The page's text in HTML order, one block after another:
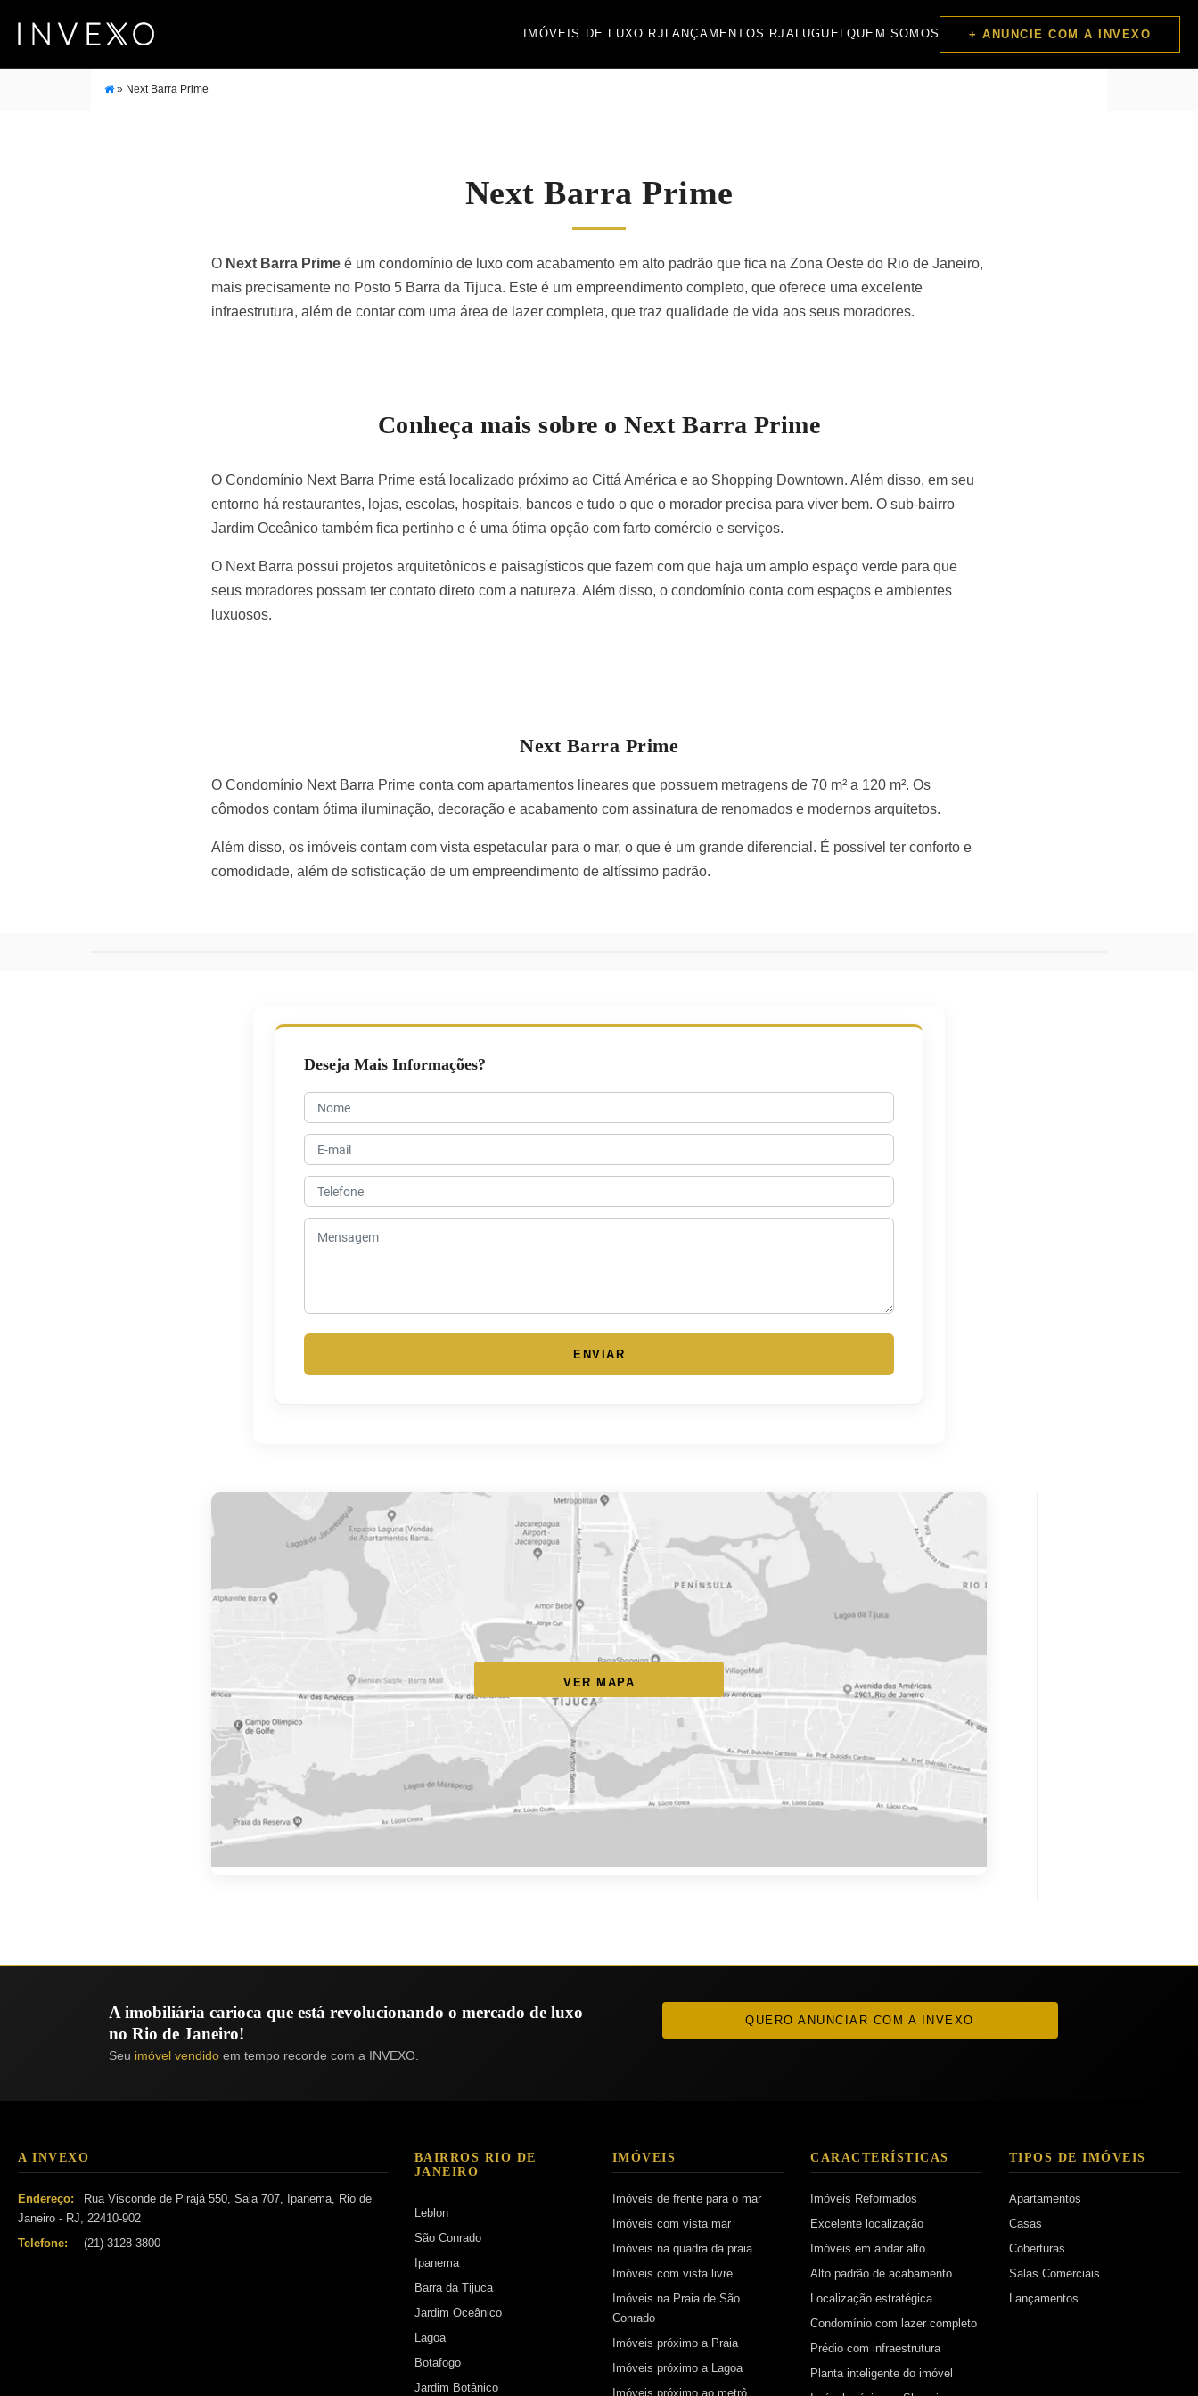
IMÓVEIS DE LUXO RJ LANÇAMENTOS RJ ALUGUELQUEM SOMOS + ANUNCIE COM A INVEXO
» Next Barra Prime
Next Barra Prime
O Next Barra Prime é um condomínio de luxo com acabamento em alto padrão que fica na Zona Oeste do Rio de Janeiro,
mais precisamente no Posto 5 Barra da Tijuca. Este é um empreendimento completo, que oferece uma excelente
infraestrutura, além de contar com uma área de lazer completa, que traz qualidade de vida aos seus moradores.
Conheça mais sobre o Next Barra Prime
O Condomínio Next Barra Prime está localizado próximo ao Cittá América e ao Shopping Downtown. Além disso, em seu
entorno há restaurantes, lojas, escolas, hospitais, bancos e tudo o que o morador precisa para viver bem. O sub-bairro
Jardim Oceânico também fica pertinho e é uma ótima opção com farto comércio e serviços.
O Next Barra possui projetos arquitetônicos e paisagísticos que fazem com que haja um amplo espaço verde para que
seus moradores possam ter contato direto com a natureza. Além disso, o condomínio conta com espaços e ambientes
luxuosos.
Next Barra Prime
O Condomínio Next Barra Prime conta com apartamentos lineares que possuem metragens de 70 m² a 120 m². Os
cômodos contam ótima iluminação, decoração e acabamento com assinatura de renomados e modernos arquitetos.
Além disso, os imóveis contam com vista espetacular para o mar, o que é um grande diferencial. É possível ter conforto e
comodidade, além de sofisticação de um empreendimento de altíssimo padrão.
VER MAPA
Deseja Mais Informações?
ENVIAR
A imobiliária carioca que está revolucionando o mercado de luxo
no Rio de Janeiro!
Seu imóvel vendido em tempo recorde com a INVEXO.
QUERO ANUNCIAR COM A INVEXO
A INVEXO
Endereço:
Rua Visconde de Pirajá 550, Sala 707, Ipanema, Rio de
Janeiro - RJ, 22410-902
Telefone:
(21) 3128-3800
BAIRROS RIO DE
JANEIRO
Leblon
São Conrado
Ipanema
Barra da Tijuca
Jardim Oceânico
Lagoa
Botafogo
Jardim Botânico
IMÓVEIS
Imóveis de frente para o mar
Imóveis com vista mar
Imóveis na quadra da praia
Imóveis com vista livre
Imóveis na Praia de São
Conrado
Imóveis próximo a Praia
Imóveis próximo a Lagoa
Imóveis próximo ao metrô
CARACTERÍSTICAS
Imóveis Reformados
Excelente localização
Imóveis em andar alto
Alto padrão de acabamento
Localização estratégica
Condomínio com lazer completo
Prédio com infraestrutura
Planta inteligente do imóvel
TIPOS DE IMÓVEIS
Apartamentos
Casas
Coberturas
Salas Comerciais
Lançamentos